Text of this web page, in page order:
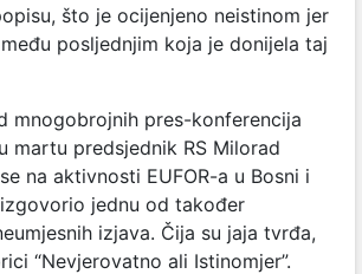
što je ocijenjeno neistinom jer
posljednjim koja je donijela taj
mnogobrojnih pres-konferencija
martu predsjednik RS Milorad
na aktivnosti EUFOR-a u Bosni i
jednu od također
izjava. Čija su jaja tvrđa,
“Nevjerovatno ali Istinomjer”.